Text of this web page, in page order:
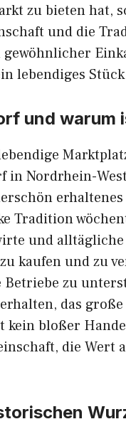
zu bieten h‍at,
und die
lebendiges
und warum
in Nordrhein-
Tradition
und
kaufen und zu
zu
das‌
k​ein bloßer
die Wert